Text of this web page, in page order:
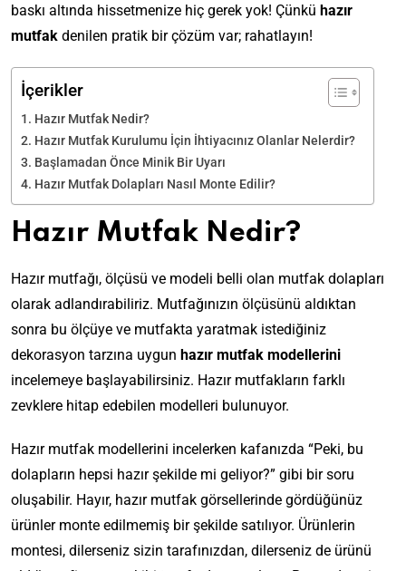
baskı altında hissetmenize hiç gerek yok! Çünkü hazır
mutfak denilen pratik bir çözüm var; rahatlayın!
İçerikler
Hazır Mutfak Nedir?
Hazır Mutfak Kurulumu İçin İhtiyacınız Olanlar Nelerdir?
Başlamadan Önce Minik Bir Uyarı
Hazır Mutfak Dolapları Nasıl Monte Edilir?
Hazır Mutfak Nedir?
Hazır mutfağı, ölçüsü ve modeli belli olan mutfak dolapları
olarak adlandırabiliriz. Mutfağınızın ölçüsünü aldıktan
sonra bu ölçüye ve mutfakta yaratmak istediğiniz
dekorasyon tarzına uygun hazır mutfak modellerini
incelemeye başlayabilirsiniz. Hazır mutfakların farklı
zevklere hitap edebilen modelleri bulunuyor.
Hazır mutfak modellerini incelerken kafanızda “Peki, bu
dolapların hepsi hazır şekilde mi geliyor?” gibi bir soru
oluşabilir. Hayır, hazır mutfak görsellerinde gördüğünüz
ürünler monte edilmemiş bir şekilde satılıyor. Ürünlerin
montesi, dilerseniz sizin tarafınızdan, dilerseniz de ürünü